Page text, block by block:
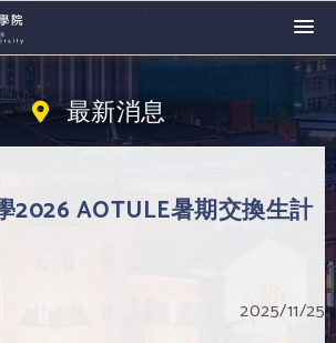
最新消息
2026 AOTULE暑期交換生計
2025/11/25